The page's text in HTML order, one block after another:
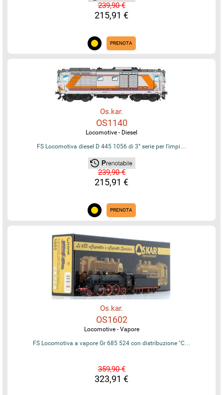
239,90 €
215,91 €
PRENOTA
Os.kar.
OS1140
Locomotive - Diesel
FS Locomotiva diesel D 445 1056 di 3° serie per l’impi…
239,90 €
215,91 €
PRENOTA
Os.kar.
OS1602
Locomotive - Vapore
FS Locomotiva a vapore Gr 685 524 con distribuzione "C…
359,90 €
323,91 €